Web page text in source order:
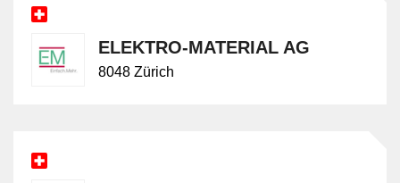
ELEKTRO-MATERIAL AG
8048 Zürich